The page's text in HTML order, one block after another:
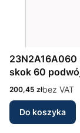
23N2A16A060
skok 60
Cena
200,45 złbez VAT
Do koszyka